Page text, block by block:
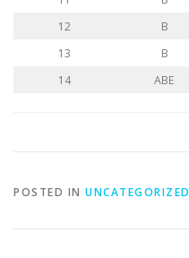
12
B
13
B
14
ABE
POSTED IN UNCATEGORIZED